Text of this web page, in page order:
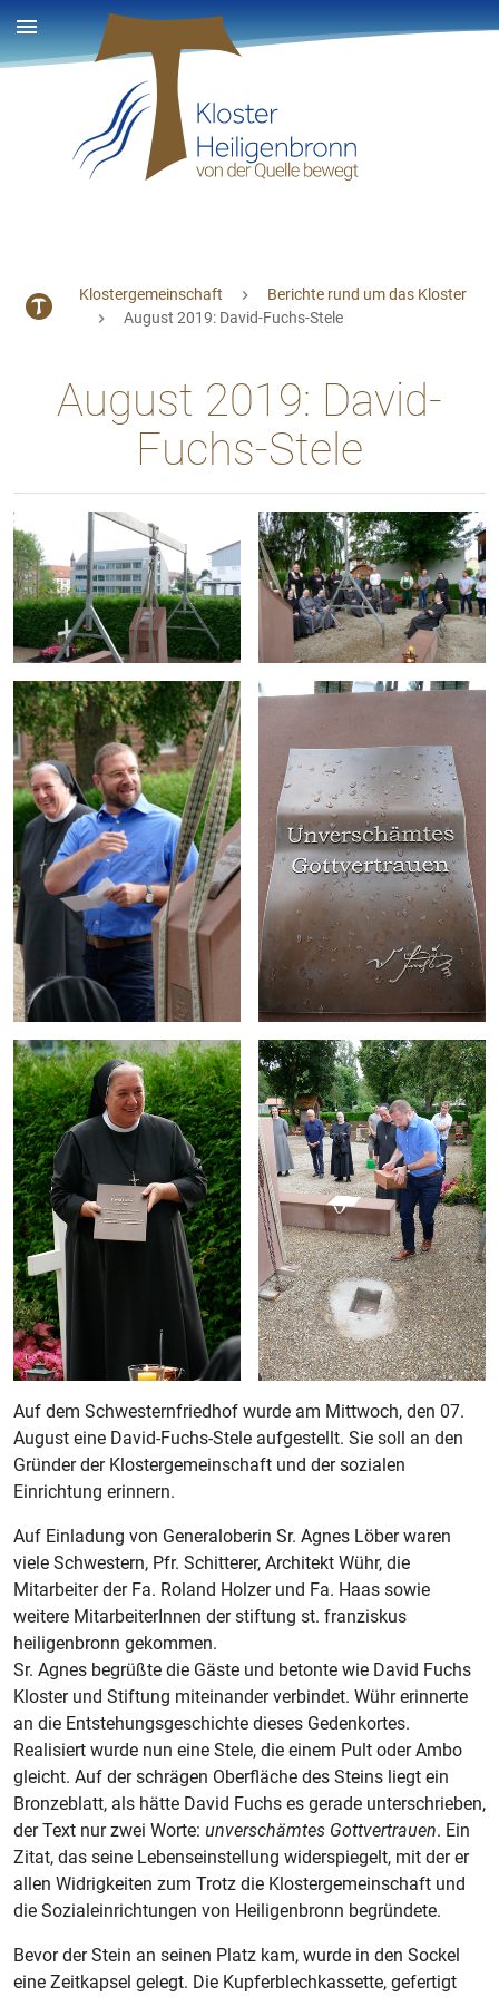
Klostergemeinschaft
Berichte rund um das Kloster
August 2019: David-Fuchs-Stele
August 2019: David-
Fuchs-Stele
Auf dem Schwesternfriedhof wurde am Mittwoch, den 07.
August eine David-Fuchs-Stele aufgestellt. Sie soll an den
Gründer der Klostergemeinschaft und der sozialen
Einrichtung erinnern.
Auf Einladung von Generaloberin Sr. Agnes Löber waren
viele Schwestern, Pfr. Schitterer, Architekt Wühr, die
Mitarbeiter der Fa. Roland Holzer und Fa. Haas sowie
weitere MitarbeiterInnen der stiftung st. franziskus
heiligenbronn gekommen.
Sr. Agnes begrüßte die Gäste und betonte wie David Fuchs
Kloster und Stiftung miteinander verbindet. Wühr erinnerte
an die Entstehungsgeschichte dieses Gedenkortes.
Realisiert wurde nun eine Stele, die einem Pult oder Ambo
gleicht. Auf der schrägen Oberfläche des Steins liegt ein
Bronzeblatt, als hätte David Fuchs es gerade unterschrieben,
der Text nur zwei Worte: unverschämtes Gottvertrauen. Ein
Zitat, das seine Lebenseinstellung widerspiegelt, mit der er
allen Widrigkeiten zum Trotz die Klostergemeinschaft und
die Sozialeinrichtungen von Heiligenbronn begründete.
Bevor der Stein an seinen Platz kam, wurde in den Sockel
eine Zeitkapsel gelegt. Die Kupferblechkassette, gefertigt